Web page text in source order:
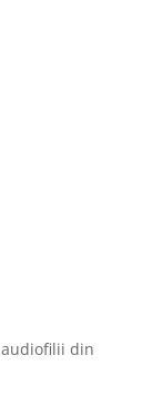
audiofilii din